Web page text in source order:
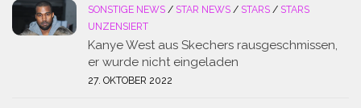
SONSTIGE NEWS / STAR NEWS / STARS / STARS
UNZENSIERT
Kanye West aus Skechers rausgeschmissen,
er wurde nicht eingeladen
27. OKTOBER 2022